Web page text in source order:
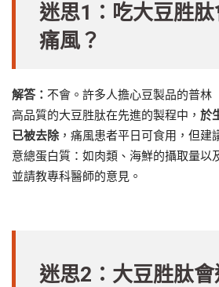
迷思1：吃大豆胜
痛風？
解答： 不會。許多人擔心豆製品的普林
高品質的大豆胜肽在先進的製程中， 於
已被去除，痛風患者平日可食用，但建
意總蛋白質：如肉類、海鮮的攝取量以
並請教專科醫師的意見。
迷思2：大豆胜肽